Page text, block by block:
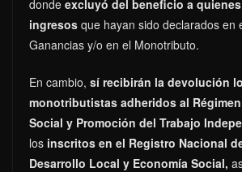
donde excluyó del beneficio a
ingresos que hayan sido declarados en
Ganancias y/o en el Monotributo.
En cambio, sí recibirán la devolución
monotributistas adheridos al
Social y Promoción del Trabajo
los inscritos en el Registro Nacional
Desarrollo Local y Economía Social,